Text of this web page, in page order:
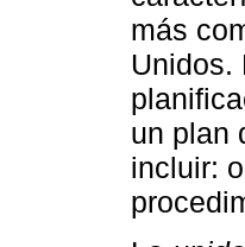
más
Unidos.
un plan
incluir: